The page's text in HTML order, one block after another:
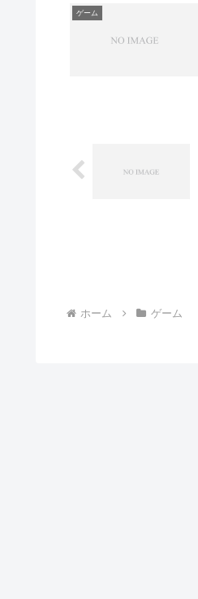
ゲーム
ホーム ゲーム